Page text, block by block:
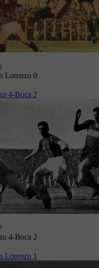
Lorenzo 0
4-Boca 2
4-Boca 2
Lorenzo 1